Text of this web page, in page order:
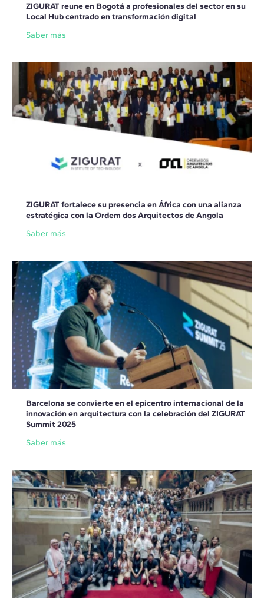
ZIGURAT reune en Bogotá a profesionales del sector en su
Local Hub centrado en transformación digital
Saber más
ZIGURAT fortalece su presencia en África con una alianza
estratégica con la Ordem dos Arquitectos de Angola
Saber más
Barcelona se convierte en el epicentro internacional de la
innovación en arquitectura con la celebración del ZIGURAT
Summit 2025
Saber más